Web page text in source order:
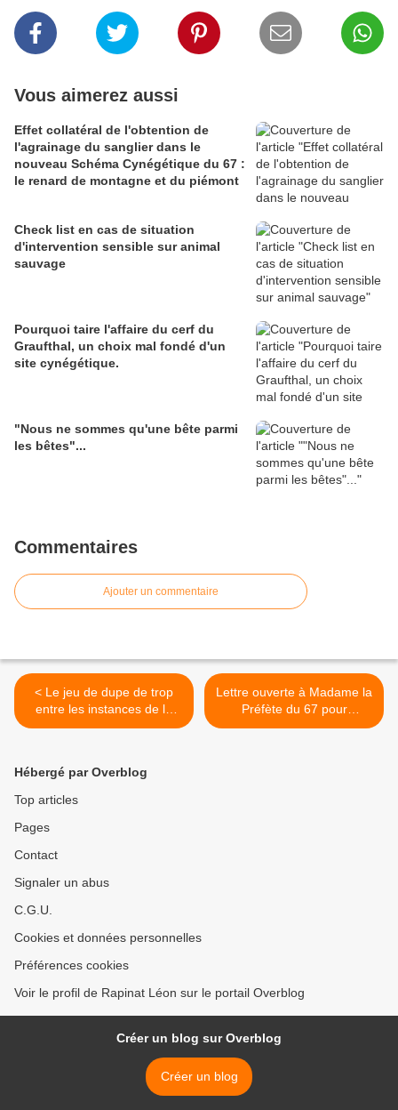
Vous aimerez aussi
Effet collatéral de l'obtention de
l'agrainage du sanglier dans le
nouveau Schéma Cynégétique du 67 :
le renard de montagne et du piémont
Check list en cas de situation
d'intervention sensible sur animal
sauvage
Pourquoi taire l'affaire du cerf du
Graufthal, un choix mal fondé d'un
site cynégétique.
"Nous ne sommes qu'une bête parmi
les bêtes"...
Commentaires
Ajouter un commentaire
< Le jeu de dupe de trop
entre les instances de la
chasse du 67 et les Sevices
Lettre ouverte à Madame la
Préfète du 67 pour
comprendre la diférence de
Hébergé par Overblog
Top articles
Pages
Contact
Signaler un abus
C.G.U.
Cookies et données personnelles
Préférences cookies
Voir le profil de Rapinat Léon sur le portail Overblog
Créer un blog sur Overblog
Créer un blog